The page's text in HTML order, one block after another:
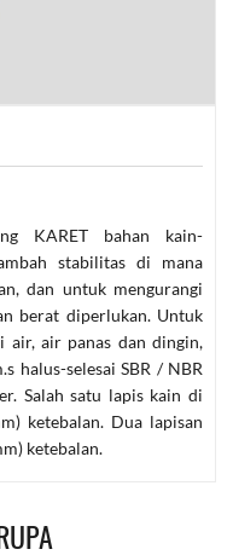
KARET bahan kain-
stabilitas di mana
dan untuk mengurangi
berat diperlukan. Untuk
air, air panas dan dingin,
halus-selesai SBR / NBR
Salah satu lapis kain di
ketebalan. Dua lapisan
ketebalan.